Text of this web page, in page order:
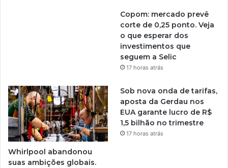
Copom: mercado prevê
corte de 0,25 ponto. Veja
o que esperar dos
investimentos que
seguem a Selic
17 horas atrás
Whirlpool abandonou
suas ambições globais.
Sob nova onda de tarifas,
aposta da Gerdau nos
EUA garante lucro de R$
1,5 bilhão no trimestre
17 horas atrás